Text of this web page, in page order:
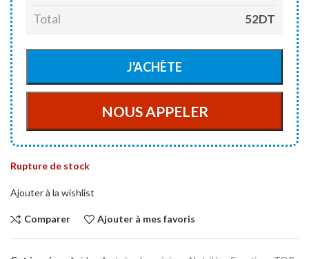
Total 52DT
Rupture de stock
Ajouter à la wishlist
Comparer Ajouter à mes favoris